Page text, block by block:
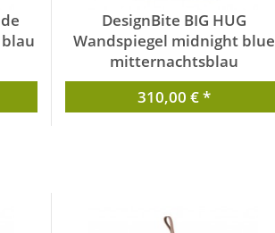
DesignBite BIG HUG
Wandspiegel midnight blue
mitternachtsblau
von DesignBite
310,00 € *